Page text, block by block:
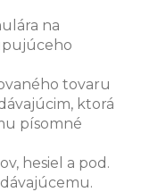
na
tovaru
ktorá
písomné
hesiel a pod.